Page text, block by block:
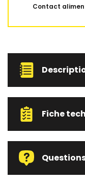
Contact
Fiche